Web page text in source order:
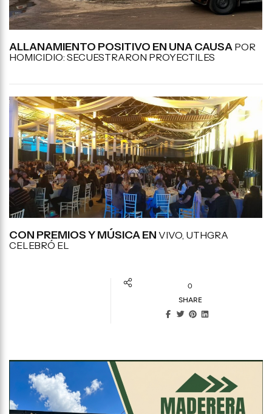
ALLANAMIENTO POSITIVO EN UNA CAUSA POR
HOMICIDIO: SECUESTRARON PROYECTILES
CON PREMIOS Y MÚSICA EN VIVO, UTHGRA
CELEBRÓ EL
0
SHARE